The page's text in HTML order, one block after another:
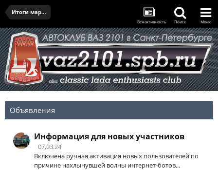
Итоги марта
Вся активность Поиск Меню
Объявления
Информация для новых участников
07.03.24
Включена ручная активация новых пользователей по
причине нахлынувшей волны интернет-ботов...